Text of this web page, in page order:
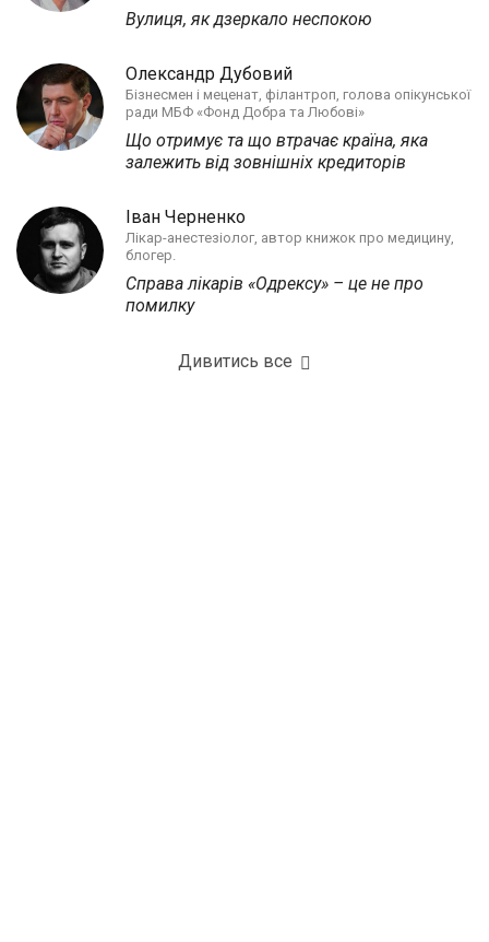
Вулиця, як дзеркало неспокою
Олександр Дубовий
Бізнесмен і меценат, філантроп, голова опікунської
ради МБФ «Фонд Добра та Любові»
Що отримує та що втрачає країна, яка
залежить від зовнішніх кредиторів
Іван Черненко
Лікар-анестезіолог, автор книжок про медицину,
блогер.
Справа лікарів «Одрексу» – це не про
помилку
Дивитись все